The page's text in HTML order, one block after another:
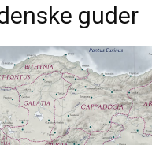
guder